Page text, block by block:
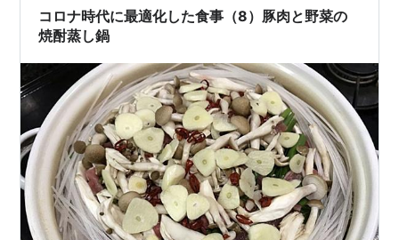
でも、いつものことです。 幸い、先月…
コロナ時代に最適化した食事（8）豚肉と野菜の
焼酎蒸し鍋